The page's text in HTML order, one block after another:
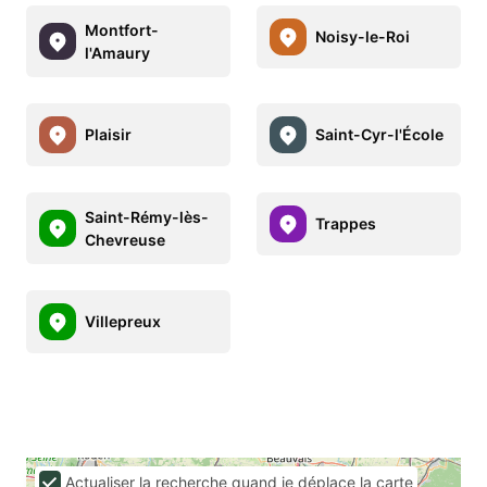
Montfort-
l'Amaury
Noisy-le-Roi
Plaisir Saint-Cyr-l'École
Saint-Rémy-lès-
Chevreuse
Trappes
Villepreux
Actualiser la recherche quand je déplace la carte